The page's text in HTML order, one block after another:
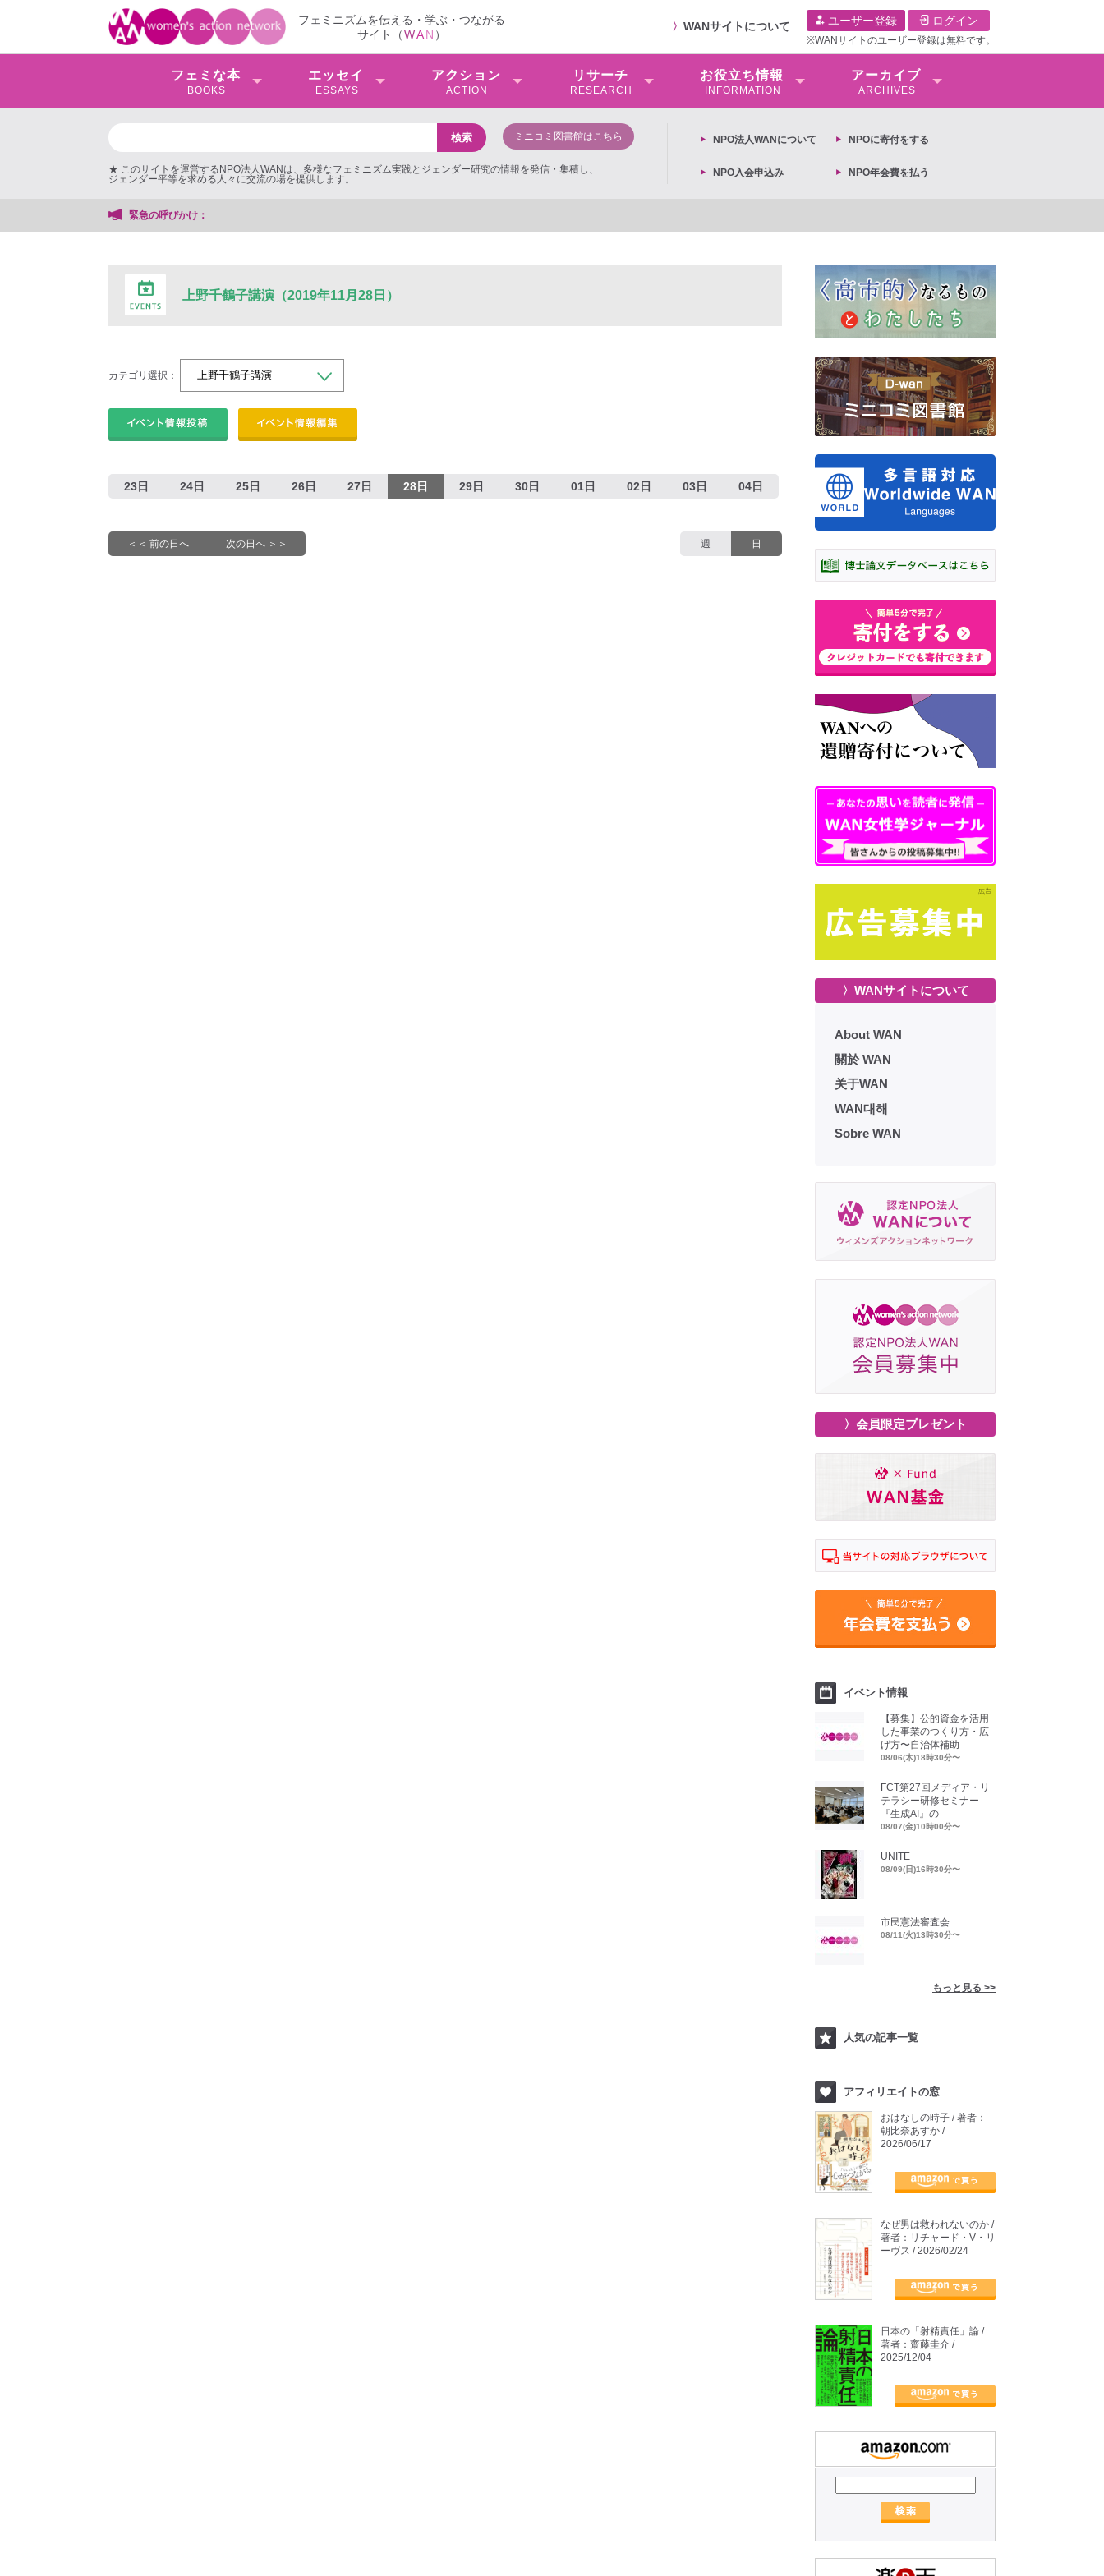
フェミニズムを伝える・学ぶ・つながる
サイト（WAN ）
〉 WANサイトについて ユーザー登録 ログイン
※WANサイトのユーザー登録は無料です。
フェミな本
BOOKS
エッセイ
ESSAYS
アクション
ACTION
リサーチ
RESEARCH
お役⽴ち情報
INFORMATION
アーカイブ
ARCHIVES
ミニコミ図書館はこちら
★ このサイトを運営するNPO法人WANは、多様なフェミニズム実践とジェンダー研究の情報を発信・集積し、
ジェンダー平等を求める人々に交流の場を提供します。
NPO法⼈WANについて NPOに寄付をする
NPO入会申込み NPO年会費を払う
緊急の呼びかけ：
上野千鶴子講演（2019年11月28日）
カテゴリ選択：
23日 24日 25日 26日 27日 28日 29日 30日 01日 02日 03日 04日
＜＜ 前の日へ 次の日へ ＞＞ 週 日
〉WANサイトについて
About WAN
關於 WAN
关于WAN
WAN대해
Sobre WAN
〉会員限定プレゼント
イベント情報
【募集】公的資金を活用
した事業のつくり方・広
げ方〜自治体補助
08/06(木)18時30分〜
FCT第27回メディア・リ
テラシー研修セミナー
『生成AI』の
08/07(金)10時00分〜
UNITE
08/09(日)16時30分〜
市民憲法審査会
08/11(火)13時30分〜
もっと見る >>
人気の記事一覧
アフィリエイトの窓
おはなしの時子 / 著者：
朝比奈あすか /
2026/06/17
なぜ男は救われないのか /
著者：リチャード・V・リ
ーヴス / 2026/02/24
日本の「射精責任」論 /
著者：齋藤圭介 /
2025/12/04